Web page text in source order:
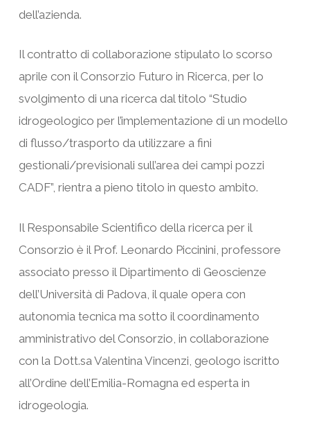
dell’azienda.
Il contratto di collaborazione stipulato lo scorso
aprile con il Consorzio Futuro in Ricerca, per lo
svolgimento di una ricerca dal titolo “Studio
idrogeologico per l’implementazione di un modello
di flusso/trasporto da utilizzare a fini
gestionali/previsionali sull’area dei campi pozzi
CADF”, rientra a pieno titolo in questo ambito.
Il Responsabile Scientifico della ricerca per il
Consorzio è il Prof. Leonardo Piccinini, professore
associato presso il Dipartimento di Geoscienze
dell’Università di Padova, il quale opera con
autonomia tecnica ma sotto il coordinamento
amministrativo del Consorzio, in collaborazione
con la Dott.sa Valentina Vincenzi, geologo iscritto
all’Ordine dell’Emilia-Romagna ed esperta in
idrogeologia.